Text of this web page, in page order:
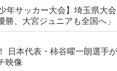
年サッカー大会】埼玉県大
勝、大宮ジュニアも全国へ」
日本代表・柿谷曜一朗選手
映像